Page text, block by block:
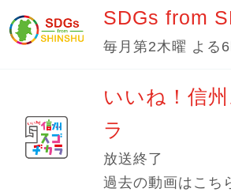
SDGs from
毎月第2木曜 よる
いいね！信
ラ
放送終了
過去の動画はこち